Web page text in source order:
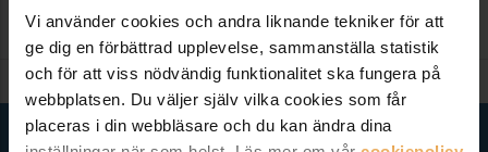
Vi använder cookies och andra liknande tekniker för att
ge dig en förbättrad upplevelse, sammanställa statistik
och för att viss nödvändig funktionalitet ska fungera på
webbplatsen. Du väljer själv vilka cookies som får
placeras i din webbläsare och du kan ändra dina
kom@sverigesallmannytta.se
Få senaste nytt direkt i din inkorg